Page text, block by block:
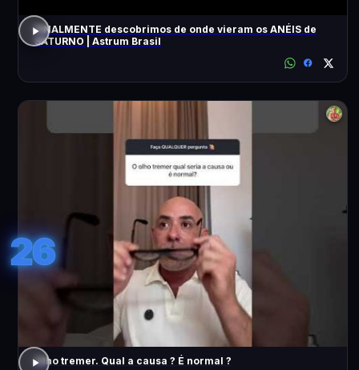
FINALMENTE descobrimos de onde vieram os ANÉIS de
SATURNO | Astrum Brasil
26
Olho tremer. Qual a causa ? É normal ?